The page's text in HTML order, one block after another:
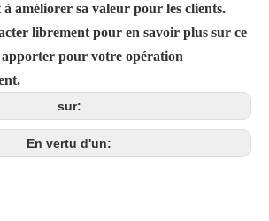
améliorer sa valeur pour les clients.
librement pour en savoir plus sur ce
apporter pour votre opération
sur:
En vertu d'un: